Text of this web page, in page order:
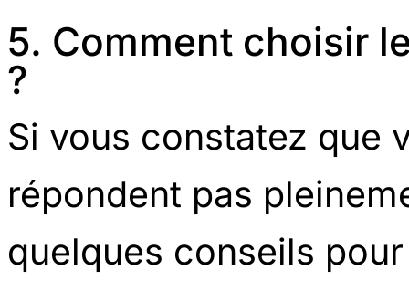
5. Comment choisir
?
Si vous constatez que
répondent pas
quelques conseils